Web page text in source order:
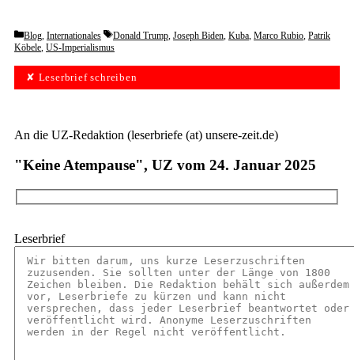
Categories
Blog, Internationales Tags
Donald Trump, Joseph Biden, Kuba, Marco Rubio, Patrik
Köbele, US-Imperialismus
✘ Leserbrief schreiben
An die UZ-Redaktion (leserbriefe (at) unsere-zeit.de)
"Keine Atempause", UZ vom 24. Januar 2025
Leserbrief